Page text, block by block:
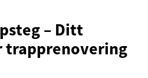
– Ditt
trapprenovering